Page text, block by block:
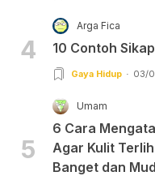
4
Arga Fica
10 Contoh
Gaya Hidup 03/
5
Umam
6 Cara
Agar Kulit
Banget dan